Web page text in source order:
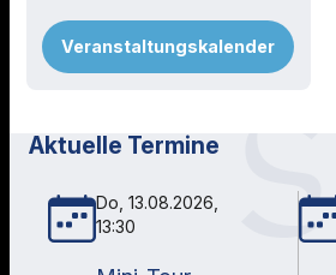
Veranstaltungskalender
Aktuelle Termine
Do, 13.08.2026,
13:30